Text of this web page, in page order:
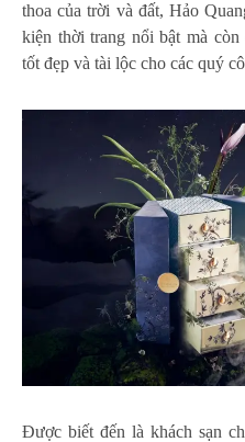
thoa của trời và đất, Hảo
kiện thời trang nổi bật mà
tốt đẹp và tài lộc cho các quý
Được biết đến là khách sạn